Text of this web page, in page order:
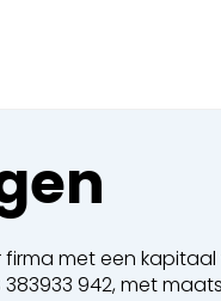
firma met een
942, met